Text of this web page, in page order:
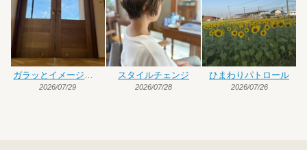
ガラッとイメージチェンジ
2026/07/29
スタイルチェンジ
2026/07/28
ひまわりパトロール
2026/07/26